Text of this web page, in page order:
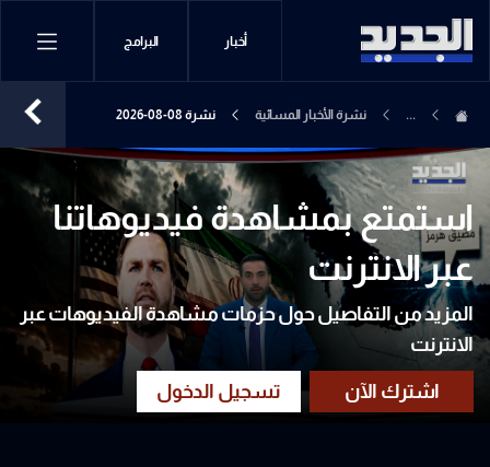
أخبار البرامج
... نشرة الأخبار المسائية نشرة 08-08-2026
استمتع بمشاهدة فيديوهاتنا
عبر الانترنت
المزيد من التفاصيل حول حزمات مشاهدة الفيديوهات عبر
الانترنت